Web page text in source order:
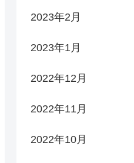
2023年2月
2023年1月
2022年12月
2022年11月
2022年10月